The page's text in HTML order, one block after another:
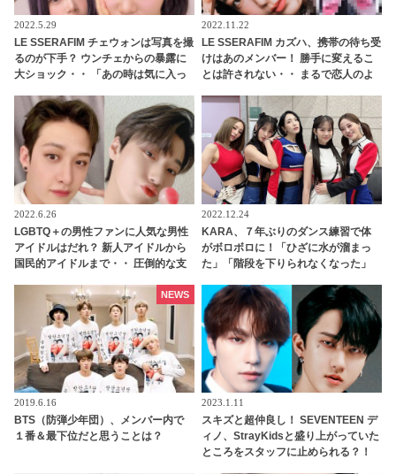
2022.5.29
LE SSERAFIM チェウォンは写真を撮
るのが下手？ ウンチェからの暴露に
大ショック・・ 「あの時は気に入っ
2022.11.22
LE SSERAFIM カズハ、携帯の待ち受
けはあのメンバー！ 勝手に変えるこ
とは許されない・・ まるで恋人のよ
2022.6.26
LGBTQ＋の男性ファンに人気な男性
アイドルはだれ？ 新人アイドルから
国民的アイドルまで・・ 圧倒的な支
2022.12.24
KARA、７年ぶりのダンス練習で体
がボロボロに！「ひざに水が溜まっ
た」「階段を下りられなくなった」
振付を修正していたことを告白
2019.6.16
BTS（防弾少年団）、メンバー内で
１番＆最下位だと思うことは？
NEWS
2023.1.11
スキズと超仲良し！ SEVENTEEN デ
ィノ、StrayKidsと盛り上がっていた
ところをスタッフに止められる？！